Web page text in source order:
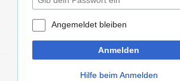
Angemeldet bleiben
Anmelden
Hilfe beim Anmelden